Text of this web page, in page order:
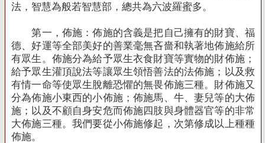
法，智慧為般若智慧部，總共為六波羅蜜多。
第一，佈施：佈施的含義是把自己擁有的財寶、福
德、好運等全部美好的善業毫無吝嗇和執著地佈施給所
有眾生。佈施分為給予眾生衣食財寶等實物的財佈施；
給予眾生灌頂說法等讓眾生領悟善法的法佈施；以及救
有情一命等使眾生脫離恐懼的無畏佈施三種。財佈施又
分為佈施小東西的小佈施；佈施馬、牛、妻兒等的大佈
施；以及不顧自身安危而佈施四肢與身體器官等的非常
大佈施三種。我們要從小佈施修起，次第修成以上種種
佈施。